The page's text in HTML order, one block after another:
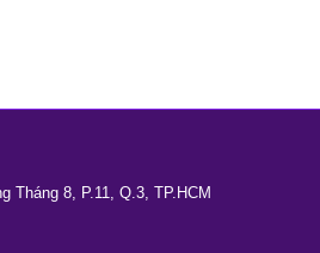
Tháng 8, P.11, Q.3, TP.HCM